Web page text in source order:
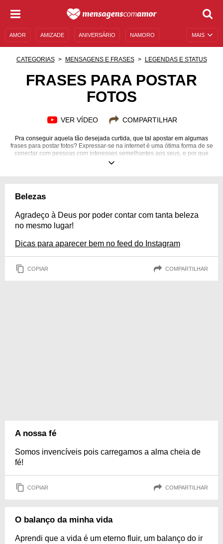
MAIS
AMOR AMIZADE ANIVERSÁRIO NAMORO
MENSAGENS DE ANIVERSÁRIO
CATEGORIAS MENSAGENS E FRASES LEGENDAS E STATUS
FRASES PARA POSTAR
FOTOS
VER VÍDEO COMPARTILHAR
Pra conseguir aquela tão desejada curtida, que tal apostar em algumas
frases para postar fotos? Expressar-se na internet é uma ótima forma de se
conectar com pessoas com interesses semelhantes aos seus, e por que
não, fazer novas amizades! Deixe seu público te conhecer um pouco mais.
repleta de frases para postar fotos preparada com muito amor para você e
Belezas
Agradeço à Deus por poder contar com tanta beleza
no mesmo lugar!
Dicas para aparecer bem no feed do Instagram
COPIAR COMPARTILHAR
A nossa fé
Somos invencíveis pois carregamos a alma cheia de
fé!
COPIAR COMPARTILHAR
O balanço da minha vida
Aprendi que a vida é um eterno fluir, um balanço do ir